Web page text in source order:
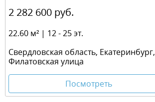
2 282 600 руб.
22.60 м² | 12 - 25 эт.
Свердловская область, Екатеринбург,
Филатовская улица
Посмотреть